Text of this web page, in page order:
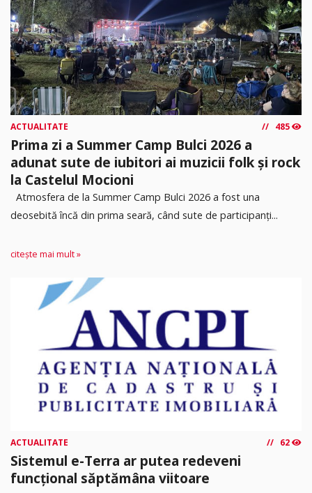
ACTUALITATE 485
Prima zi a Summer Camp Bulci 2026 a
adunat sute de iubitori ai muzicii folk și rock
la Castelul Mocioni
Atmosfera de la Summer Camp Bulci 2026 a fost una
deosebită încă din prima seară, când sute de participanți...
citește mai mult »
ACTUALITATE 62
Sistemul e-Terra ar putea redeveni
funcțional săptămâna viitoare